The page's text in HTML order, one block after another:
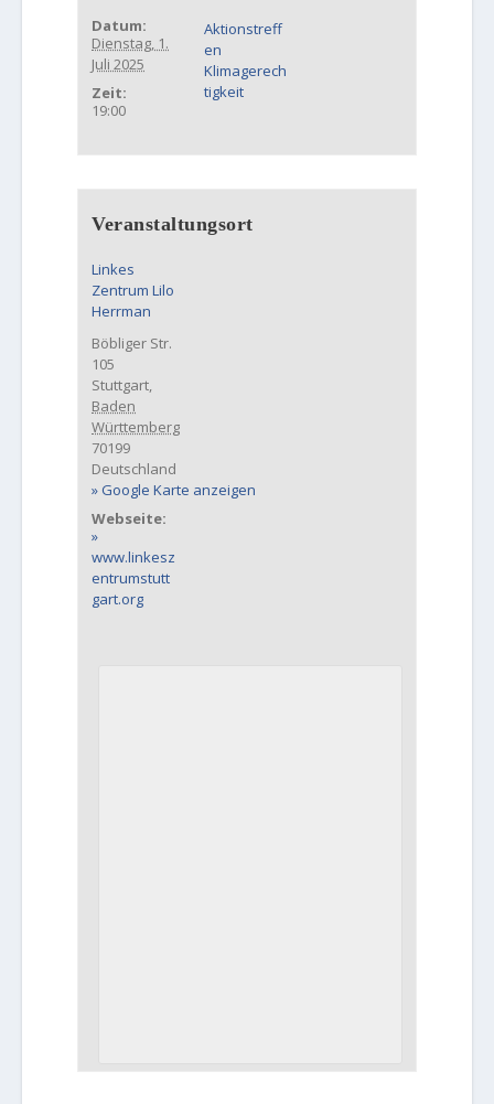
Datum:
Dienstag, 1.
Juli 2025
Zeit:
19:00
Aktionstreff
en
Klimagerech
tigkeit
Veranstaltungsort
Linkes
Zentrum Lilo
Herrman
Böbliger Str.
105
Stuttgart,
Baden
Württemberg
70199
Deutschland
Google Karte anzeigen
Webseite:
www.linkesz
entrumstutt
gart.org